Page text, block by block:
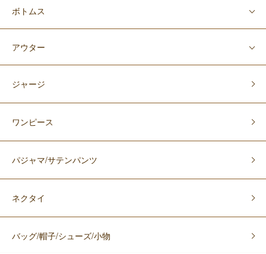
ボトムス
アウター
ジャージ
ワンピース
パジャマ/サテンパンツ
ネクタイ
バッグ/帽子/シューズ/小物